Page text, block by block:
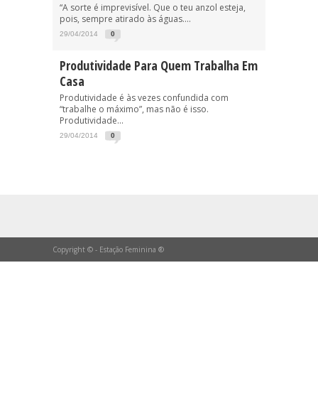
“A sorte é imprevisível. Que o teu anzol esteja,
pois, sempre atirado às águas....
29/04/2014 0
Produtividade Para Quem Trabalha Em
Casa
Produtividade é às vezes confundida com
“trabalhe o máximo”, mas não é isso.
Produtividade...
29/04/2014 0
Copyright © - Estação Feminina ®